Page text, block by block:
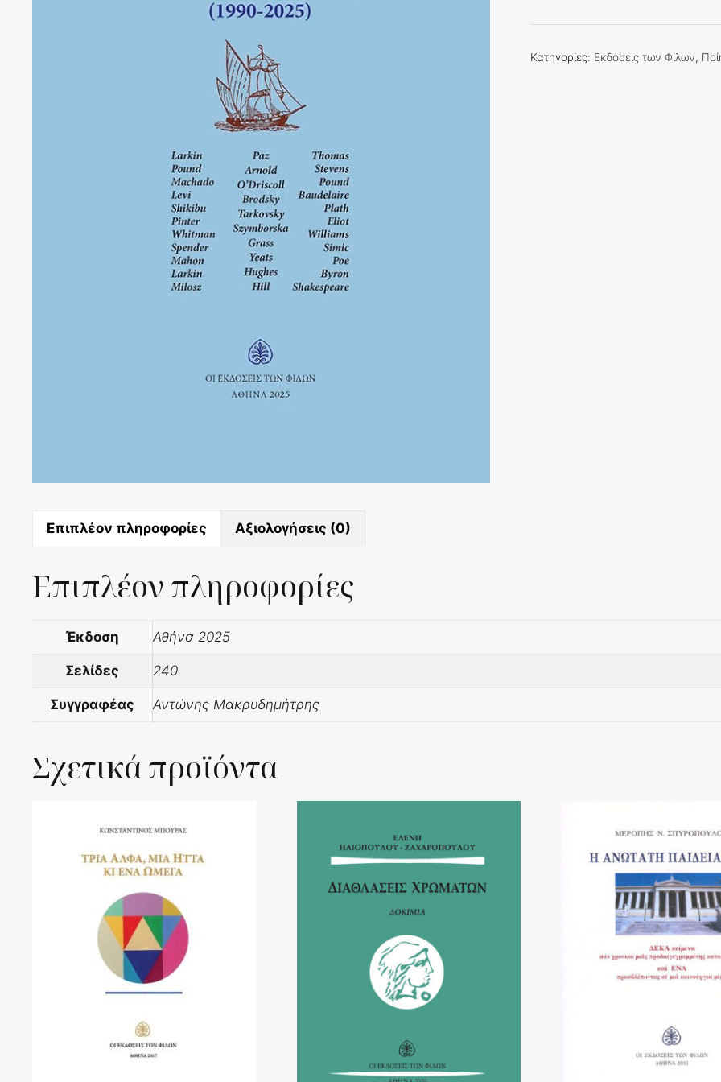
ποσότητα
Κατηγορίες: Εκδόσεις των Φίλων,
Επιπλέον πληροφορίες Αξιολογήσεις (0)
Επιπλέον πληροφορίες
Έκδοση Αθήνα 2025
Σελίδες 240
Συγγραφέας Αντώνης Μακρυδημήτρης
Σχετικά προϊόντα